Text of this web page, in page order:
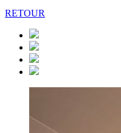
RETOUR